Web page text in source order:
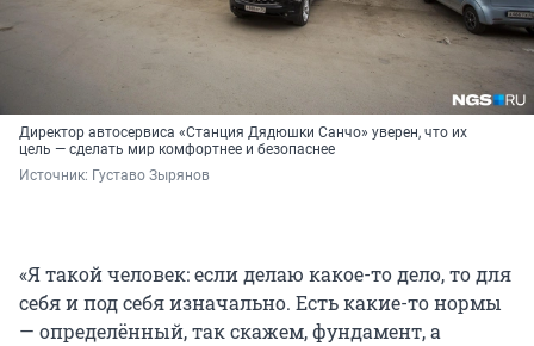
Директор автосервиса «Станция Дядюшки Санчо» уверен, что их
цель — сделать мир комфортнее и безопаснее
Источник: Густаво Зырянов
«Я такой человек: если делаю какое-то дело, то для
себя и под себя изначально. Есть какие-то нормы
— определённый, так скажем, фундамент, а